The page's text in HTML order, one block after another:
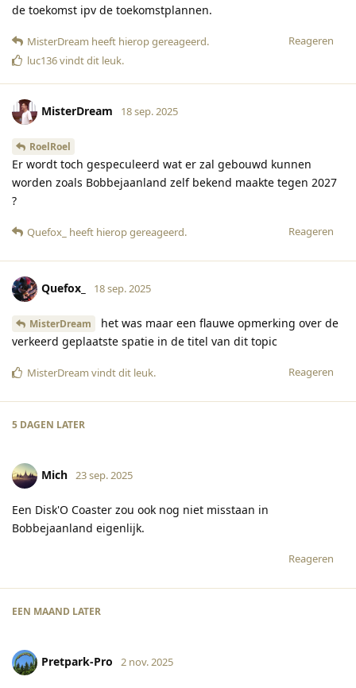
de toekomst ipv de toekomstplannen.
Reageren
MisterDream heeft hierop gereageerd.
luc136vindt dit leuk.
MisterDream 18 sep. 2025
RoelRoel
Er wordt toch gespeculeerd wat er zal gebouwd kunnen
worden zoals Bobbejaanland zelf bekend maakte tegen 2027
?
Reageren
Quefox_ heeft hierop gereageerd.
Quefox_ 18 sep. 2025
MisterDream
het was maar een flauwe opmerking over de
verkeerd geplaatste spatie in de titel van dit topic
Reageren
MisterDream vindt dit leuk.
5 DAGEN LATER
Mich 23 sep. 2025
Een Disk'O Coaster zou ook nog niet misstaan in
Bobbejaanland eigenlijk.
Reageren
EEN MAAND LATER
Pretpark-Pro 2 nov. 2025